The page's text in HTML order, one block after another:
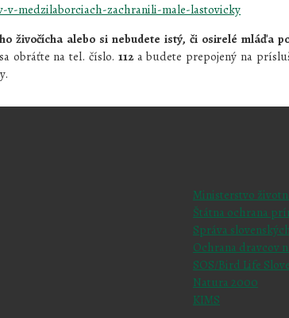
v-medzilaborciach-zachranili-male-lastovicky
živočícha alebo si nebudete istý, či osirelé mláďa
obráťte na tel. číslo. 112a budete prepojený na
Ministerstvo
Štátna ochrana
Správa
Ochrana dravcov
SOS/Bird Life
Natura 2000
KIMS